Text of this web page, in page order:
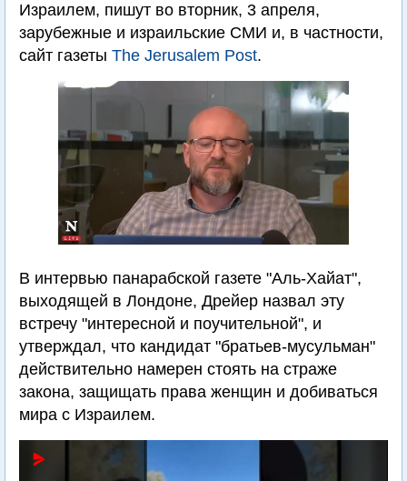
Израилем, пишут во вторник, 3 апреля,
зарубежные и израильские СМИ и, в частности,
сайт газеты The Jerusalem Post.
В интервью панарабской газете "Аль-Хайат",
выходящей в Лондоне, Дрейер назвал эту
встречу "интересной и поучительной", и
утверждал, что кандидат "братьев-мусульман"
действительно намерен стоять на страже
закона, защищать права женщин и добиваться
мира с Израилем.